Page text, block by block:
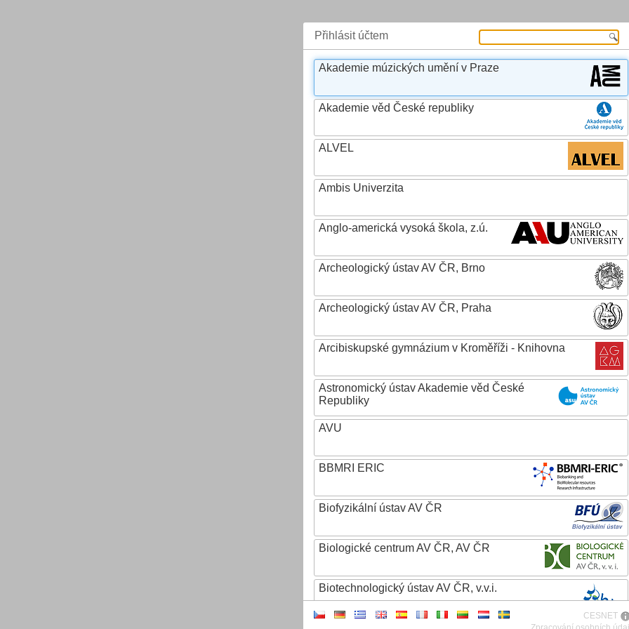
Přihlásit účtem
Akademie múzických umění v Praze
Akademie věd České republiky
ALVEL
Ambis Univerzita
Anglo-americká vysoká škola, z.ú.
Archeologický ústav AV ČR, Brno
Archeologický ústav AV ČR, Praha
Arcibiskupské gymnázium v Kroměříži - Knihovna
Astronomický ústav Akademie věd České
Republiky
AVU
BBMRI ERIC
Biofyzikální ústav AV ČR
Biologické centrum AV ČR, AV ČR
Biotechnologický ústav AV ČR, v.v.i.
CESNET